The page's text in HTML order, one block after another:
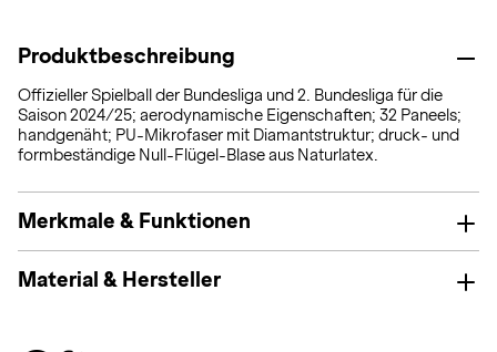
Produktbeschreibung
Offizieller Spielball der Bundesliga und 2. Bundesliga für die
Saison 2024/25; aerodynamische Eigenschaften; 32 Paneels;
handgenäht; PU-Mikrofaser mit Diamantstruktur; druck- und
formbeständige Null-Flügel-Blase aus Naturlatex.
Merkmale & Funktionen
Material & Hersteller